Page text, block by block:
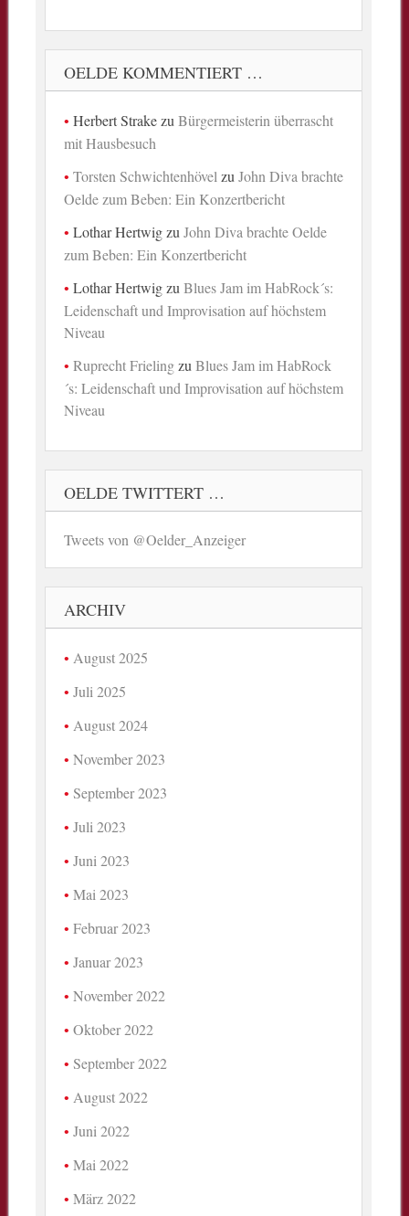
OELDE KOMMENTIERT …
Herbert StrakezuBürgermeisterin überrascht
mit Hausbesuch
Torsten SchwichtenhövelzuJohn Diva brachte
Oelde zum Beben: Ein Konzertbericht
Lothar HertwigzuJohn Diva brachte Oelde
zum Beben: Ein Konzertbericht
Lothar HertwigzuBlues Jam im HabRock´s:
Leidenschaft und Improvisation auf höchstem
Niveau
Ruprecht FrielingzuBlues Jam im HabRock
´s: Leidenschaft und Improvisation auf höchstem
Niveau
OELDE TWITTERT …
Tweets von @Oelder_Anzeiger
ARCHIV
August 2025
Juli 2025
August 2024
November 2023
September 2023
Juli 2023
Juni 2023
Mai 2023
Februar 2023
Januar 2023
November 2022
Oktober 2022
September 2022
August 2022
Juni 2022
Mai 2022
März 2022